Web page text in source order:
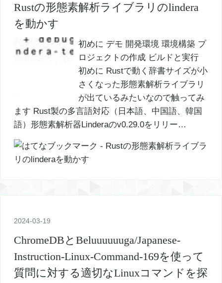
Rustの形態素解析ライブラリのlindera
を動かす
初めに デモ 開発環境 環境構築 プ
ロジェクトの作成 ビルドと実行
初めに Rustで動く辞書サイズが小
さくなった形態素解析ライブラリ
が出ているみたいなので触ってみ
ます Rust製の多言語対応（日本語、中国語、韓国
語）形態素解析器Linderaのv0.29.0をリリー…
2024-03-19
ChromeDBとBeluuuuuuga/Japanese-
Instruction-Linux-Command-169を使って
質問に対する適切なLinuxコマンドを探